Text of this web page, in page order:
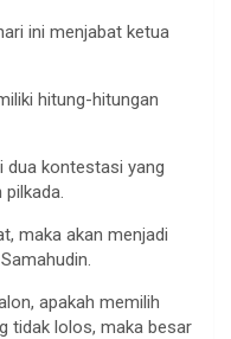
ini menjabat ketua
hitung-hitungan
dua kontestasi yang
maka akan menjadi
apakah memilih
tidak lolos, maka besar